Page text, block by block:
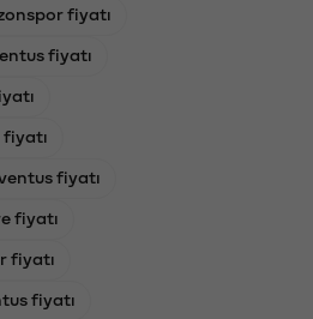
fiyatı
fiyatı
fiyatı
fiyatı
fiyatı
fiyatı